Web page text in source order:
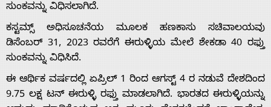
ಸುಂಕವನ್ನು ವಿಧಿಸಲಾಗಿದೆ.
ಕಸ್ಟಮ್ಸ್ ಅಧಿಸೂಚನೆಯ ಮೂಲಕ ಹಣಕಾಸು ಸಚಿವಾಲಯವು
ಡಿಸೆಂಬರ್ 31, 2023 ರವರೆಗೆ ಈರುಳ್ಳಿಯ ಮೇಲೆ ಶೇಕಡಾ 40 ರಫ್ತು
ಸುಂಕವನ್ನು ವಿಧಿಸಿದೆ.
ಈ ಆರ್ಥಿಕ ವರ್ಷದಲ್ಲಿ ಏಪ್ರಿಲ್ 1 ರಿಂದ ಆಗಸ್ಟ್ 4 ರ ನಡುವೆ ದೇಶದಿಂದ
9.75 ಲಕ್ಷ ಟನ್ ಈರುಳ್ಳಿ ರಫ್ತು ಮಾಡಲಾಗಿದೆ. ಭಾರತದ ಈರುಳ್ಳಿಯನ್ನು